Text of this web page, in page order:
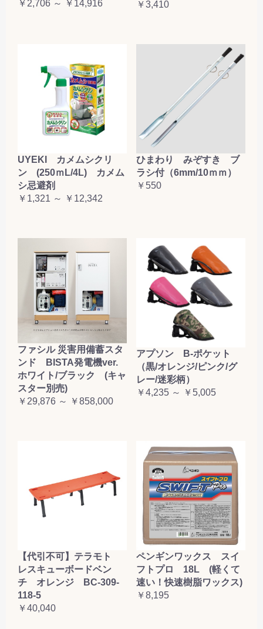
カートへ進む
￥2,706 ～ ￥14,916 ￥3,410
UYEKI カメムシクリ
ン (250ｍL/4L) カメム
シ忌避剤
￥1,321 ～ ￥12,342
ひまわり みぞすき ブ
ラシ付（6mm/10ｍｍ）
￥550
ファシル 災害用備蓄スタ
ンド BISTA発電機ver.
ホワイト/ブラック (キャ
スター別売)
￥29,876 ～ ￥858,000
アプソン B-ポケット
（黒/オレンジ/ピンク/グ
レー/迷彩柄）
￥4,235 ～ ￥5,005
【代引不可】テラモト
レスキューボードベン
チ オレンジ BC-309-
118-5
￥40,040
ペンギンワックス スイ
フトプロ 18L (軽くて
速い！快速樹脂ワックス)
￥8,195